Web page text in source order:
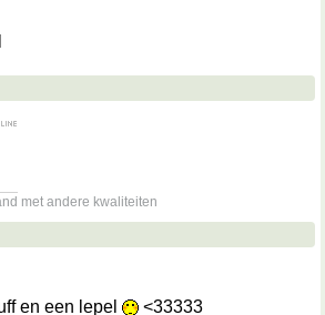
met andere kwaliteiten
en een lepel <33333